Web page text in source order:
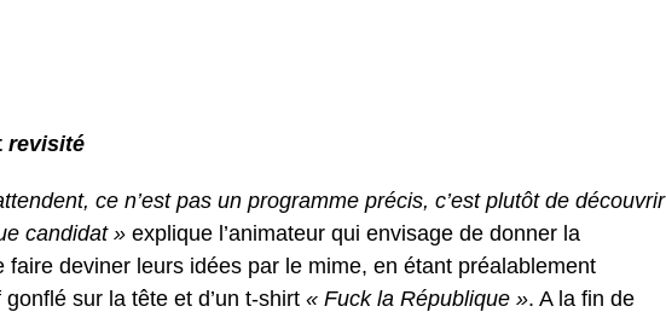
revisité
ce n’est pas un programme précis, c’est plutôt de découvrir
candidat » explique l’animateur qui envisage de donner la
faire deviner leurs idées par le mime, en étant préalablement
sur la tête et d’un t-shirt « Fuck la République ». A la fin de